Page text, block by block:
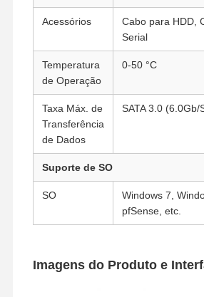
Acessórios
Cabo para HDD,
Serial
Temperatura
de Operação
0-50 °C
Taxa Máx. de
Transferência
de Dados
SATA 3.0 (6.0Gb/
Suporte de SO
SO
Windows 7,
pfSense, etc.
Imagens do Produto e